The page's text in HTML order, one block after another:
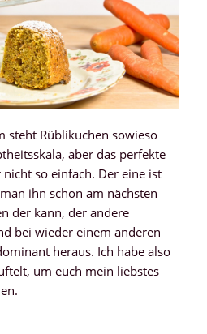
steht Rüblikuchen sowieso
aber das perfekte
so einfach. Der eine ist
ihn schon am nächsten
der kann, der andere
bei wieder einem anderen
heraus. Ich habe also
um euch mein liebstes